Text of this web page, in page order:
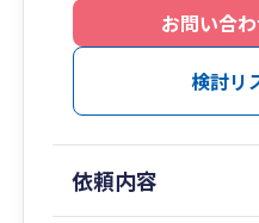
社内には社会保険労務
在籍しており、税務会
財務改善、資金調達（
支援可能。LINEを活用
お問い合
検討リ
依頼内容